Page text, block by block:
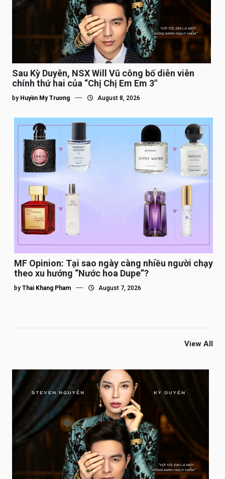
Sau Kỳ Duyên, NSX Will Vũ công bố diễn viên
chính thứ hai của “Chị Chị Em Em 3″
by Huyền My Trương August 8, 2026
MF Opinion: Tại sao ngày càng nhiều người chạy
theo xu hướng “Nước hoa Dupe”?
by Thai Khang Pham August 7, 2026
View All